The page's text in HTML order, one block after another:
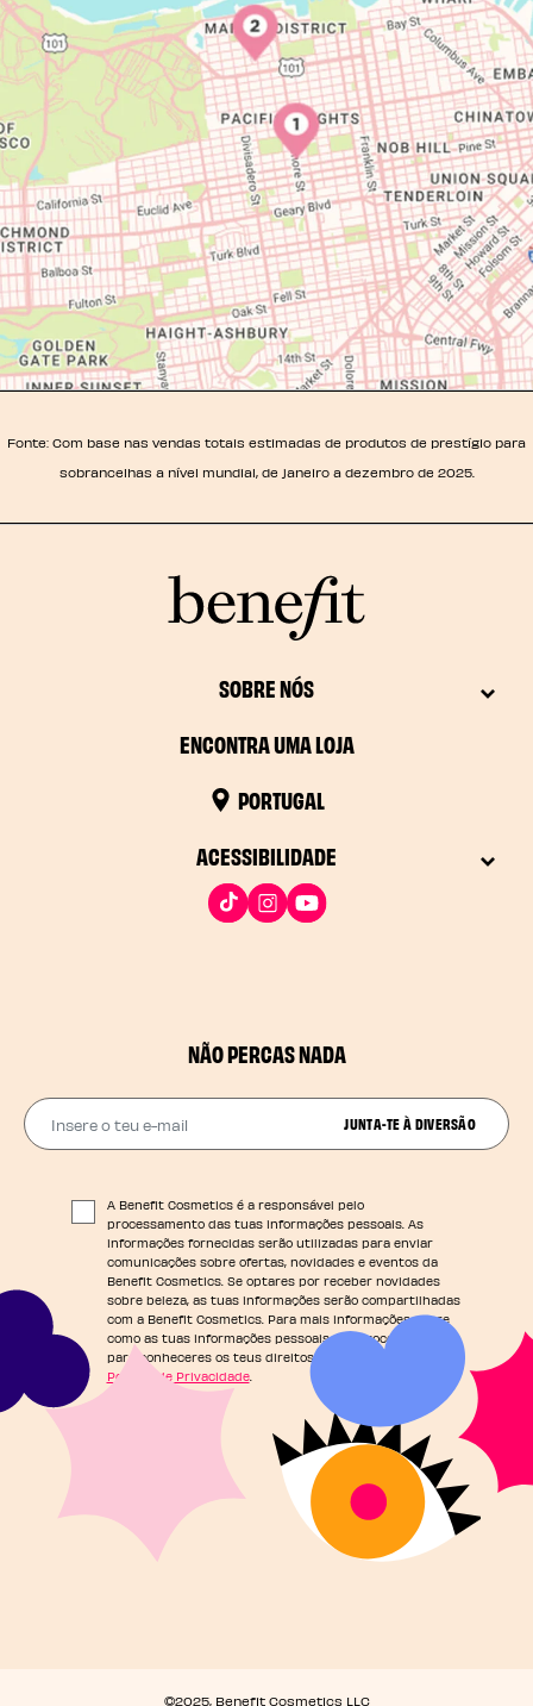
Fonte: Com base nas vendas totais estimadas de produtos de prestígio para
sobrancelhas a nível mundial, de janeiro a dezembro de 2025.
SOBRE NÓS
ENCONTRA UMA LOJA
PORTUGAL
ACESSIBILIDADE
NÃO PERCAS NADA
Insere o teu e-mail
JUNTA-TE À DIVERSÃO
A Benefit Cosmetics é a responsável pelo
processamento das tuas informações pessoais. As
informações fornecidas serão utilizadas para enviar
comunicações sobre ofertas, novidades e eventos da
Benefit Cosmetics. Se optares por receber novidades
sobre beleza, as tuas informações serão compartilhadas
com a Benefit Cosmetics. Para mais informações sobre
como as tuas informações pessoais são processadas e
para conheceres os teus direitos, consulta a nossa
Política de Privacidade.
©2025, Benefit Cosmetics LLC